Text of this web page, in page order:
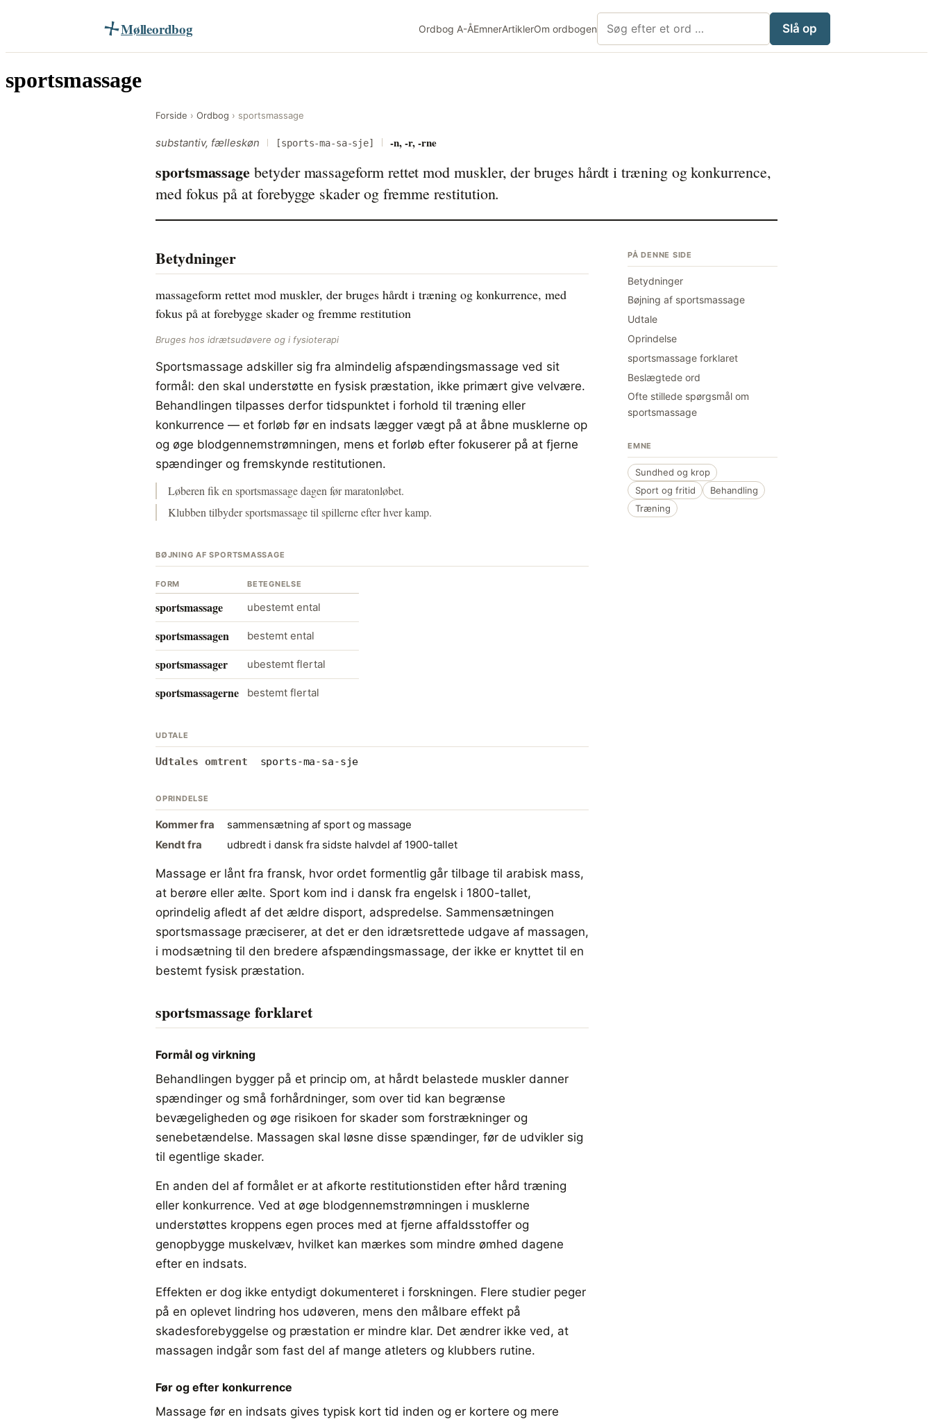
Mølleordbog Ordbog A-ÅEmnerArtiklerOm ordbogen
Søg i Mølleordbog
Slå op
indhold
sportsmassage
Forside › Ordbog › sportsmassage
substantiv, fælleskøn [sports-ma-sa-sje] -n, -r, -rne
sportsmassage betyder massageform rettet mod muskler, der bruges hårdt i træning og konkurrence,
med fokus på at forebygge skader og fremme restitution.
Betydninger
massageform rettet mod muskler, der bruges hårdt i træning og konkurrence, med
fokus på at forebygge skader og fremme restitution
Bruges hos idrætsudøvere og i fysioterapi
Sportsmassage adskiller sig fra almindelig afspændingsmassage ved sit
formål: den skal understøtte en fysisk præstation, ikke primært give velvære.
Behandlingen tilpasses derfor tidspunktet i forhold til træning eller
konkurrence — et forløb før en indsats lægger vægt på at åbne musklerne op
og øge blodgennemstrømningen, mens et forløb efter fokuserer på at fjerne
spændinger og fremskynde restitutionen.
Løberen fik en sportsmassage dagen før maratonløbet.
Klubben tilbyder sportsmassage til spillerne efter hver kamp.
BØJNING AF SPORTSMASSAGE
FORM BETEGNELSE
sportsmassage ubestemt ental
sportsmassagen bestemt ental
sportsmassager ubestemt flertal
sportsmassagerne bestemt flertal
UDTALE
Udtales omtrent sports-ma-sa-sje
OPRINDELSE
Kommer fra
sammensætning af sport og massage
Kendt fra
udbredt i dansk fra sidste halvdel af 1900-tallet
Massage er lånt fra fransk, hvor ordet formentlig går tilbage til arabisk mass,
at berøre eller ælte. Sport kom ind i dansk fra engelsk i 1800-tallet,
oprindelig afledt af det ældre disport, adspredelse. Sammensætningen
sportsmassage præciserer, at det er den idrætsrettede udgave af massagen,
i modsætning til den bredere afspændingsmassage, der ikke er knyttet til en
bestemt fysisk præstation.
sportsmassage forklaret
Formål og virkning
Behandlingen bygger på et princip om, at hårdt belastede muskler danner
spændinger og små forhårdninger, som over tid kan begrænse
bevægeligheden og øge risikoen for skader som forstrækninger og
senebetændelse. Massagen skal løsne disse spændinger, før de udvikler sig
til egentlige skader.
En anden del af formålet er at afkorte restitutionstiden efter hård træning
eller konkurrence. Ved at øge blodgennemstrømningen i musklerne
understøttes kroppens egen proces med at fjerne affaldsstoffer og
genopbygge muskelvæv, hvilket kan mærkes som mindre ømhed dagene
efter en indsats.
Effekten er dog ikke entydigt dokumenteret i forskningen. Flere studier peger
på en oplevet lindring hos udøveren, mens den målbare effekt på
skadesforebyggelse og præstation er mindre klar. Det ændrer ikke ved, at
massagen indgår som fast del af mange atleters og klubbers rutine.
Før og efter konkurrence
Massage før en indsats gives typisk kort tid inden og er kortere og mere
PÅ DENNE SIDE
Betydninger
Bøjning af sportsmassage
Udtale
Oprindelse
sportsmassage forklaret
Beslægtede ord
Ofte stillede spørgsmål om
sportsmassage
EMNE
Sundhed og krop
Sport og fritid
Behandling
Træning